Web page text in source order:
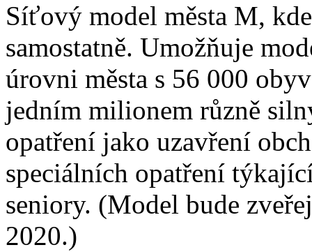
Síťový model města M,
samostatně. Umožňuje
úrovni města s 56 000
jedním milionem různě
opatření jako uzavření
speciálních opatření
seniory. (Model bude
2020.)